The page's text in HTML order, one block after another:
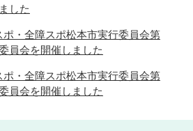
した
・全障スポ松本市実行委員会第
員会を開催しました
・全障スポ松本市実行委員会第
員会を開催しました